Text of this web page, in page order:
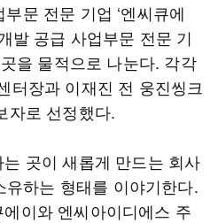
문 전문 기업 ‘엔씨큐에
발 공급 사업부문 전문 기
을 물적으로 나눈다. 각각
터장과 이재진 전 웅진씽크
자로 선정했다.
곳이 새롭게 만드는 회사
하는 형태를 이야기한다.
이와 엔씨아이디에스 주